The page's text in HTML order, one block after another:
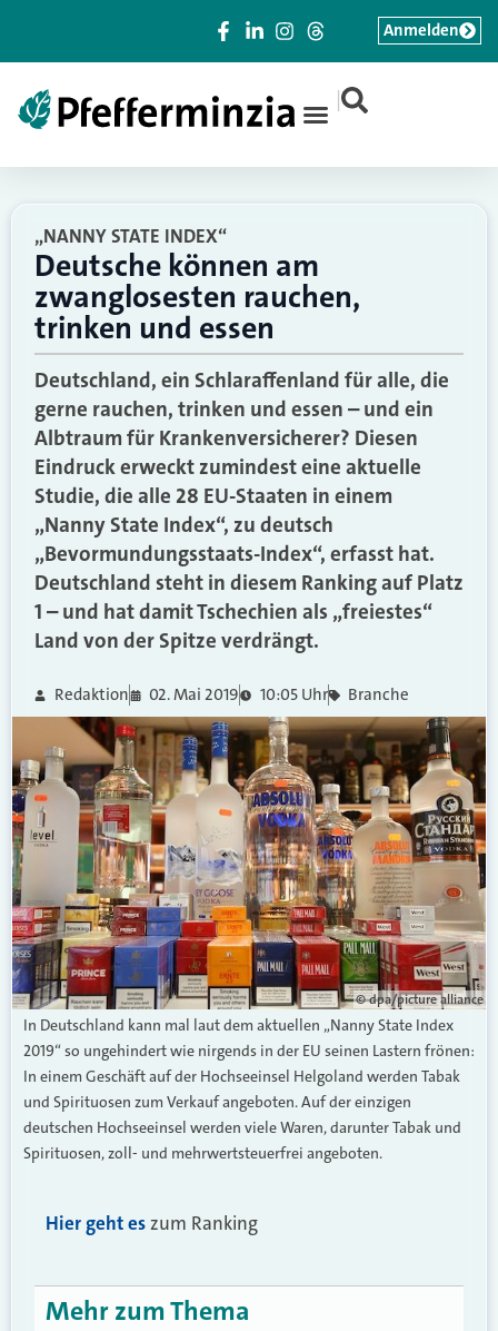
|
Anmelden
„NANNY STATE INDEX“
Deutsche können am
zwanglosesten rauchen,
trinken und essen
Deutschland, ein Schlaraffenland für alle, die
gerne rauchen, trinken und essen – und ein
Albtraum für Krankenversicherer? Diesen
Eindruck erweckt zumindest eine aktuelle
Studie, die alle 28 EU-Staaten in einem
„Nanny State Index“, zu deutsch
„Bevormundungsstaats-Index“, erfasst hat.
Deutschland steht in diesem Ranking auf Platz
1 – und hat damit Tschechien als „freiestes“
Land von der Spitze verdrängt.
Redaktion 02. Mai 2019 10:05 Uhr Branche
© dpa/picture alliance
In Deutschland kann mal laut dem aktuellen „Nanny State Index
2019“ so ungehindert wie nirgends in der EU seinen Lastern frönen:
In einem Geschäft auf der Hochseeinsel Helgoland werden Tabak
und Spirituosen zum Verkauf angeboten. Auf der einzigen
deutschen Hochseeinsel werden viele Waren, darunter Tabak und
Spirituosen, zoll- und mehrwertsteuerfrei angeboten.
Hier geht eszum Ranking
Mehr zum Thema